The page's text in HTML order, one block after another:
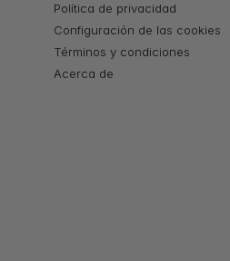
Política de privacidad
Configuración de las cookies
Términos y condiciones
Acerca de